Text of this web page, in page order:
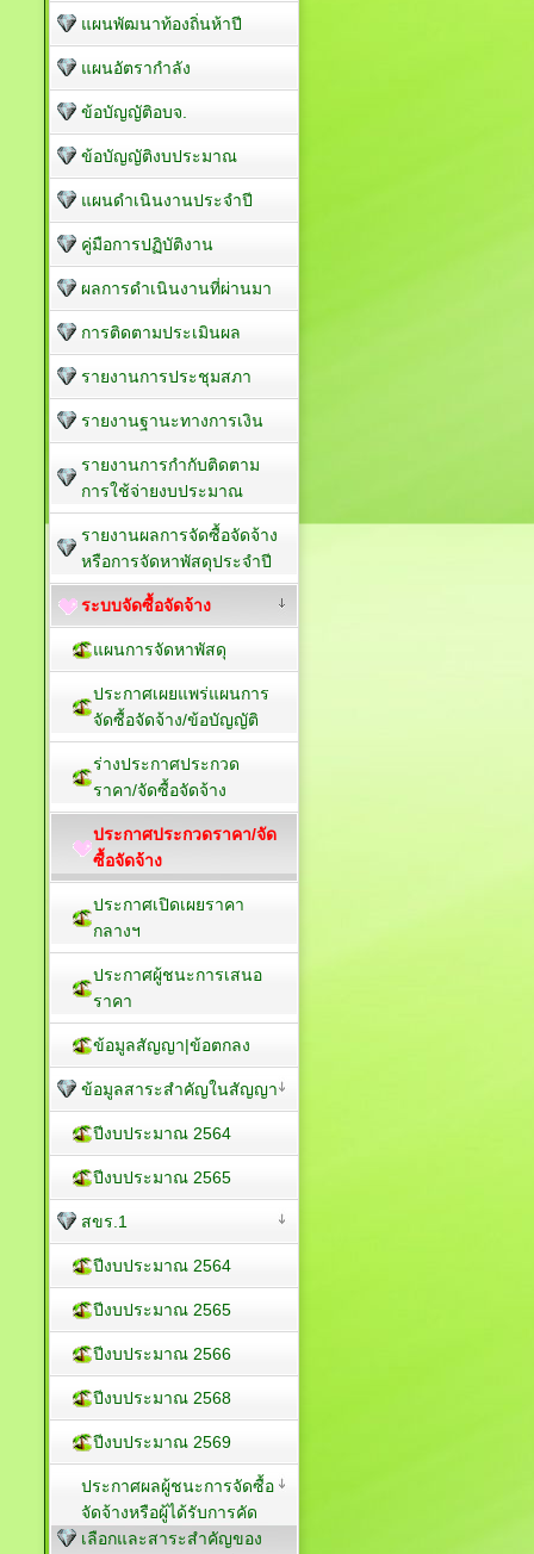
แผนพัฒนาท้องถิ่นห้าปี
แผนอัตรากำลัง
ข้อบัญญัติอบจ.
ข้อบัญญัติงบประมาณ
แผนดำเนินงานประจำปี
คู่มือการปฏิบัติงาน
ผลการดำเนินงานที่ผ่านมา
การติดตามประเมินผล
รายงานการประชุมสภา
รายงานฐานะทางการเงิน
รายงานการกำกับติดตาม
การใช้จ่ายงบประมาณ
รายงานผลการจัดซื้อจัดจ้าง
หรือการจัดหาพัสดุประจำปี
ระบบจัดซื้อจัดจ้าง
แผนการจัดหาพัสดุ
ประกาศเผยแพร่แผนการ
จัดซื้อจัดจ้าง/ข้อบัญญัติ
ร่างประกาศประกวด
ราคา/จัดซื้อจัดจ้าง
ประกาศประกวดราคา/จัด
ซื้อจัดจ้าง
ประกาศเปิดเผยราคา
กลางฯ
ประกาศผู้ชนะการเสนอ
ราคา
ข้อมูลสัญญา|ข้อตกลง
ข้อมูลสาระสำคัญในสัญญา
ปีงบประมาณ 2564
ปีงบประมาณ 2565
สขร.1
ปีงบประมาณ 2564
ปีงบประมาณ 2565
ปีงบประมาณ 2566
ปีงบประมาณ 2568
ปีงบประมาณ 2569
ประกาศผลผู้ชนะการจัดซื้อ
จัดจ้างหรือผู้ได้รับการคัด
เลือกและสาระสำคัญของ